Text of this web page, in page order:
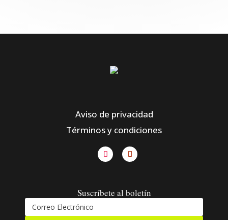
Aviso de privacidad
Términos y condiciones
Suscríbete al boletín